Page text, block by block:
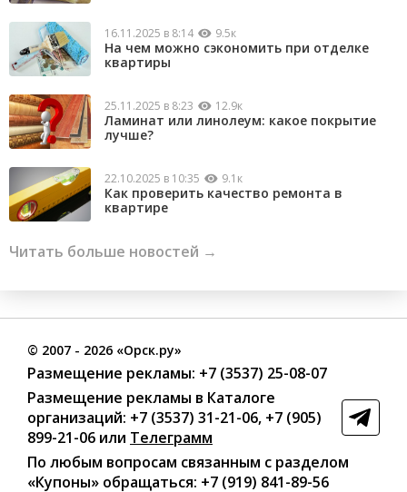
16.11.2025 в 8:14 9.5к
На чем можно сэкономить при отделке
квартиры
25.11.2025 в 8:23 12.9к
Ламинат или линолеум: какое покрытие
лучше?
22.10.2025 в 10:35 9.1к
Как проверить качество ремонта в
квартире
Читать больше новостей →
© 2007 - 2026 «Орск.ру»
Размещение рекламы: +7 (3537) 25-08-07
Размещение рекламы в Каталоге
организаций: +7 (3537) 31-21-06, +7 (905)
899-21-06 или Телеграмм
По любым вопросам связанным с разделом
«Купоны» обращаться: +7 (919) 841-89-56